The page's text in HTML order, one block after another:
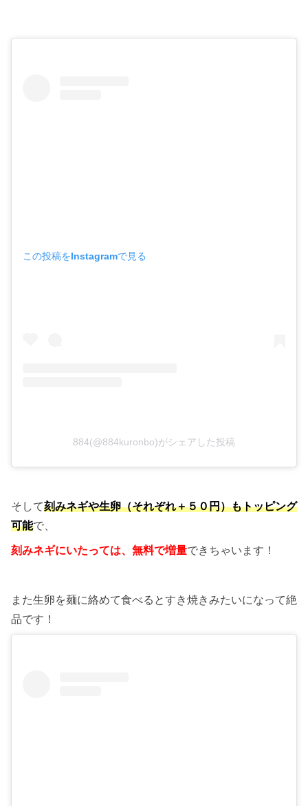
この投稿をInstagramで見る
884(@884kuronbo)がシェアした投稿
そして刻みネギや生卵（それぞれ＋５０円）もトッピング
可能で、
刻みネギにいたっては、無料で増量できちゃいます！
また生卵を麺に絡めて食べるとすき焼きみたいになって絶
品です！